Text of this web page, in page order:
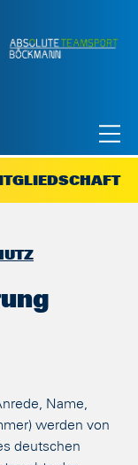
Name,
werden von
deutschen